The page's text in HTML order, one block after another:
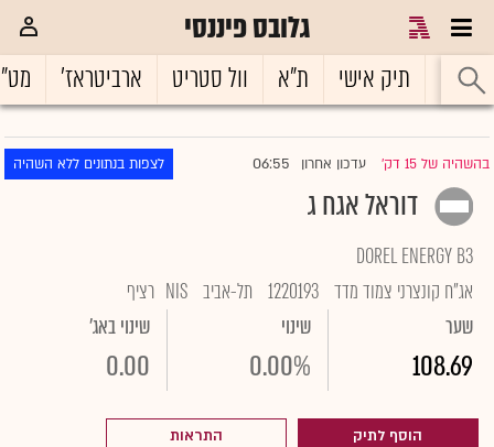
גלובס פיננסי
ראשי תיק אישי ת"א וול סטריט ארביטראז'
בהשהיה של 15 דק' |עדכון אחרון 06:55 לצפות בנתונים ללא השהיה
דוראל אגח ג
DOREL ENERGY B3
אג"ח קונצרני צמוד מדד 1220193 תל-אביב NIS רציף
שער
108.69
שינוי
0.00%
שינוי באג'
0.00
הוסף לתיק התראות